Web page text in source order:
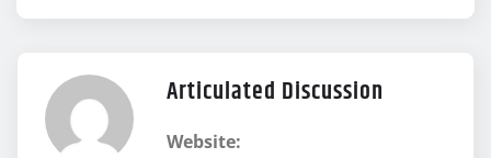
Articulated Discussion
Website: